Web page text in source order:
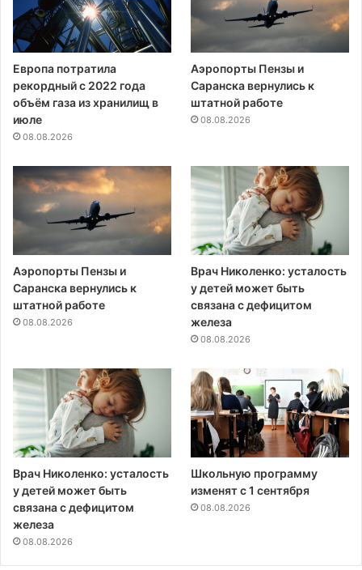
Европа потратила
рекордный с 2022 года
объём газа из хранилищ в
июле
08.08.2026
Аэропорты Пензы и
Саранска вернулись к
штатной работе
08.08.2026
Аэропорты Пензы и
Саранска вернулись к
штатной работе
08.08.2026
Врач Николенко: усталость
у детей может быть
связана с дефицитом
железа
08.08.2026
Врач Николенко: усталость
у детей может быть
связана с дефицитом
железа
08.08.2026
Школьную программу
изменят с 1 сентября
08.08.2026